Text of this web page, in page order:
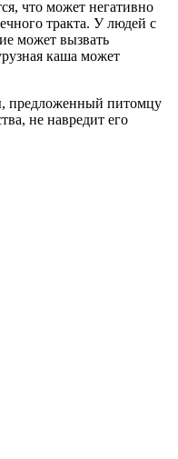
что может негативно
тракта. У людей с
может вызвать
каша может
предложенный питомцу
не навредит его